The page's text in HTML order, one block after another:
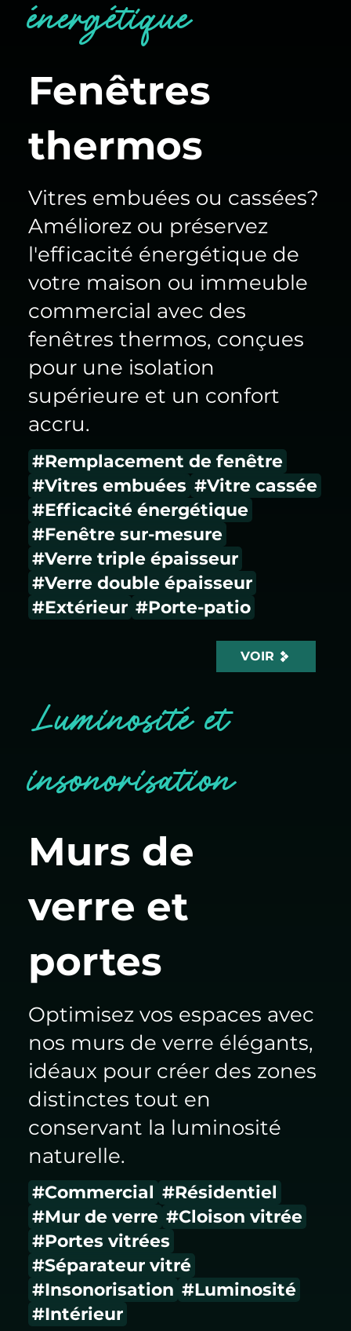
énergétique
Vitres embuées ou cassées?
Améliorez ou préservez
l'efficacité énergétique de
votre maison ou immeuble
commercial avec des
fenêtres thermos, conçues
pour une isolation
supérieure et un confort
accru.
Fenêtres
thermos
#Remplacement de fenêtre
#Vitres embuées #Vitre cassée
#Efficacité énergétique
#Fenêtre sur-mesure
#Verre triple épaisseur
#Verre double épaisseur
#Extérieur #Porte-patio
VOIR
Luminosité et
insonorisation
Optimisez vos espaces avec
nos murs de verre élégants,
idéaux pour créer des zones
distinctes tout en
conservant la luminosité
naturelle.
Murs de
verre et
portes
#Commercial #Résidentiel
#Mur de verre #Cloison vitrée
#Portes vitrées
#Séparateur vitré
#Insonorisation #Luminosité
#Intérieur